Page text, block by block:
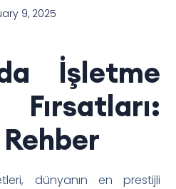
9, 2025
İşletme
dünyanın en prestijli